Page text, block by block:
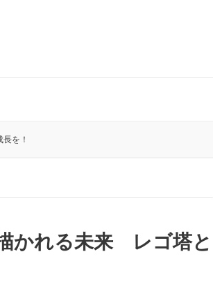
を！
かれる未来 レゴ塔と